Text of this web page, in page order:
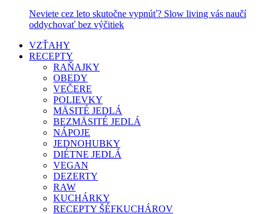
Neviete cez leto skutočne vypnúť? Slow living vás naučí
oddychovať bez výčitiek
VZŤAHY
RECEPTY
RAŇAJKY
OBEDY
VEČERE
POLIEVKY
MÄSITÉ JEDLÁ
BEZMÄSITÉ JEDLÁ
NÁPOJE
JEDNOHUBKY
DIÉTNE JEDLÁ
VEGAN
DEZERTY
RAW
KUCHÁRKY
RECEPTY ŠÉFKUCHÁROV